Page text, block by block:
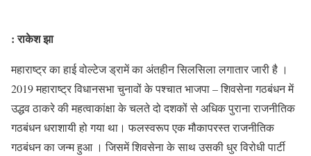
: राकेश झा
महाराष्ट्र का हाई वोल्टेज ड्रामें का अंतहीन सिलसिला लगातार जारी है ।
2019 महाराष्ट्र विधानसभा चुनावों के पश्चात भाजपा – शिवसेना गठबंधन में
उद्धव ठाकरे की महत्वाकांक्षा के चलते दो दशकों से अधिक पुराना राजनीतिक
गठबंधन धराशायी हो गया था। फलस्वरूप एक मौकापरस्त राजनीतिक
गठबंधन का जन्म हुआ । जिसमें शिवसेना के साथ उसकी धुर विरोधी पार्टी